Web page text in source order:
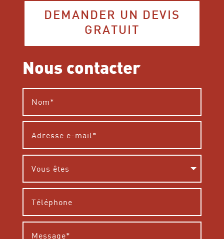
DEMANDER UN DEVIS
GRATUIT
Nous contacter